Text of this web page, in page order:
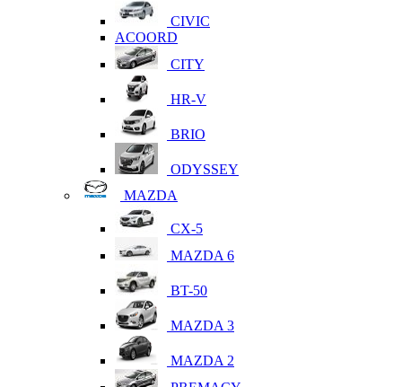
CIVIC
ACOORD
CITY
HR-V
BRIO
ODYSSEY
MAZDA
CX-5
MAZDA 6
BT-50
MAZDA 3
MAZDA 2